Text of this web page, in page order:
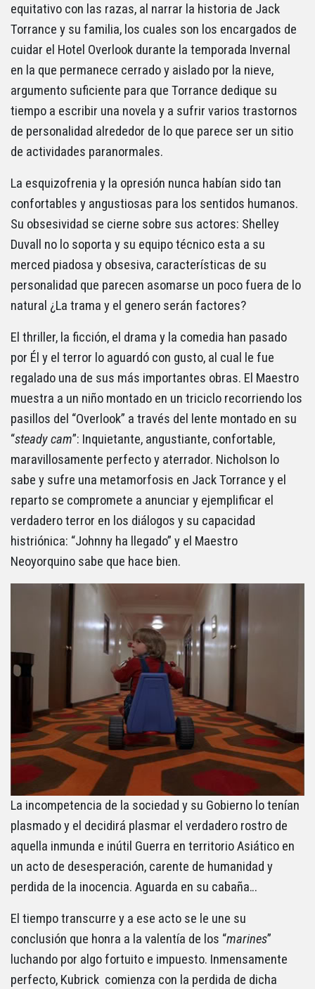
equitativo con las razas, al narrar la historia de Jack
Torrance y su familia, los cuales son los encargados de
cuidar el Hotel Overlook durante la temporada Invernal
en la que permanece cerrado y aislado por la nieve,
argumento suficiente para que Torrance dedique su
tiempo a escribir una novela y a sufrir varios trastornos
de personalidad alrededor de lo que parece ser un sitio
de actividades paranormales.
La esquizofrenia y la opresión nunca habían sido tan
confortables y angustiosas para los sentidos humanos.
Su obsesividad se cierne sobre sus actores: Shelley
Duvall no lo soporta y su equipo técnico esta a su
merced piadosa y obsesiva, características de su
personalidad que parecen asomarse un poco fuera de lo
natural ¿La trama y el genero serán factores?
El thriller, la ficción, el drama y la comedia han pasado
por Él y el terror lo aguardó con gusto, al cual le fue
regalado una de sus más importantes obras. El Maestro
muestra a un niño montado en un triciclo recorriendo los
pasillos del “Overlook” a través del lente montado en su
“steady cam”: Inquietante, angustiante, confortable,
maravillosamente perfecto y aterrador. Nicholson lo
sabe y sufre una metamorfosis en Jack Torrance y el
reparto se compromete a anunciar y ejemplificar el
verdadero terror en los diálogos y su capacidad
histriónica: “Johnny ha llegado” y el Maestro
Neoyorquino sabe que hace bien.
La incompetencia de la sociedad y su Gobierno lo tenían
plasmado y el decidirá plasmar el verdadero rostro de
aquella inmunda e inútil Guerra en territorio Asiático en
un acto de desesperación, carente de humanidad y
perdida de la inocencia. Aguarda en su cabaña…
El tiempo transcurre y a ese acto se le une su
conclusión que honra a la valentía de los “marines”
luchando por algo fortuito e impuesto. Inmensamente
perfecto, Kubrick comienza con la perdida de dicha